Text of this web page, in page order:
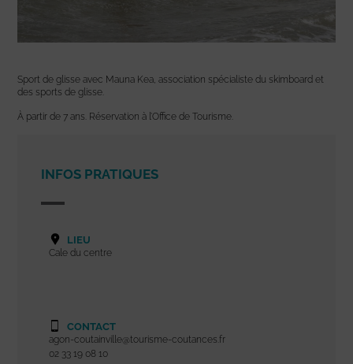
Sport de glisse avec Mauna Kea, association spécialiste du skimboard et
des sports de glisse.
À partir de 7 ans. Réservation à l’Office de Tourisme.
INFOS PRATIQUES
LIEU
Cale du centre
CONTACT
agon-coutainville@tourisme-coutances.fr
02 33 19 08 10